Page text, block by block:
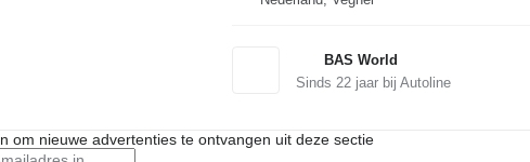
BAS World
Sinds 22jaar bij Autoline
om nieuwe advertenties te ontvangen uit deze sectie